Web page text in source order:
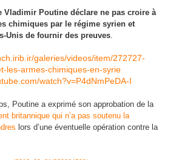
Vladimir Poutine déclare ne pas croire à
chimiques par le régime syrien et
Unis de fournir des preuves.
galeries/videos/item/272727-
les-armes-chimiques-en-syrie
watch?v=P4dNmPeDA-I
Poutine a exprimé son approbation de la
britannique qui n’a pas soutenu la
lors d’une éventuelle opération contre la